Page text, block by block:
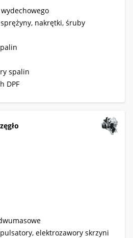
nakrętki, śruby
spalin
DPF
elektrozawory skrzyni